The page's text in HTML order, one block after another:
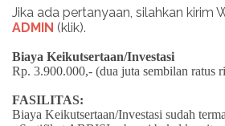
Jika ada pertanyaan, silahkan kirim
ADMIN (klik).
Biaya Keikutsertaan/Investasi
Rp. 3.900.000,- (dua juta sembilan ratus
FASILITAS:
Biaya Keikutsertaan/Investasi sudah